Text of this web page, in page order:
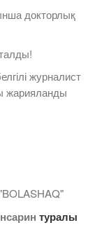
докторлық
журналист
жарияланды
туралы